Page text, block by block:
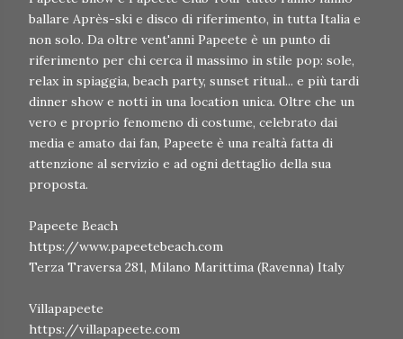
ballare Après-ski e disco di riferimento, in tutta Italia e
non solo. Da oltre vent'anni Papeete è un punto di
riferimento per chi cerca il massimo in stile pop: sole,
relax in spiaggia, beach party, sunset ritual... e più tardi
dinner show e notti in una location unica. Oltre che un
vero e proprio fenomeno di costume, celebrato dai
media e amato dai fan, Papeete è una realtà fatta di
attenzione al servizio e ad ogni dettaglio della sua
proposta.
Papeete Beach
https://www.papeetebeach.com
Terza Traversa 281, Milano Marittima (Ravenna) Italy
Villapapeete
https://villapapeete.com